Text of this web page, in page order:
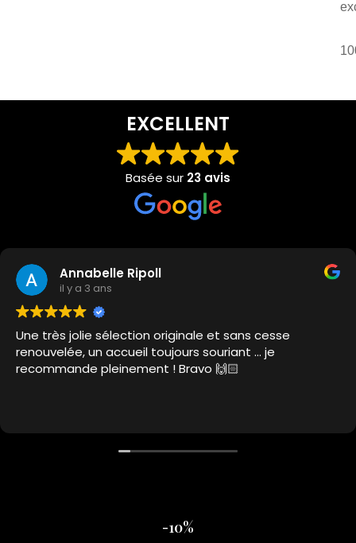
EXCELLENT
Basée sur 23 avis
Annabelle Ripoll
il y a 3 ans
Une très jolie sélection originale et sans cesse
renouvelée, un accueil toujours souriant … je
recommande pleinement ! Bravo 🙌🏻
-10%